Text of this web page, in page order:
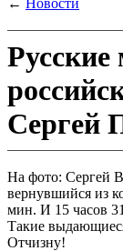
← Новости
Сергей
На фото: Сергей
вернувшийся из
мин. И 15 часов
Такие
Отчизну!